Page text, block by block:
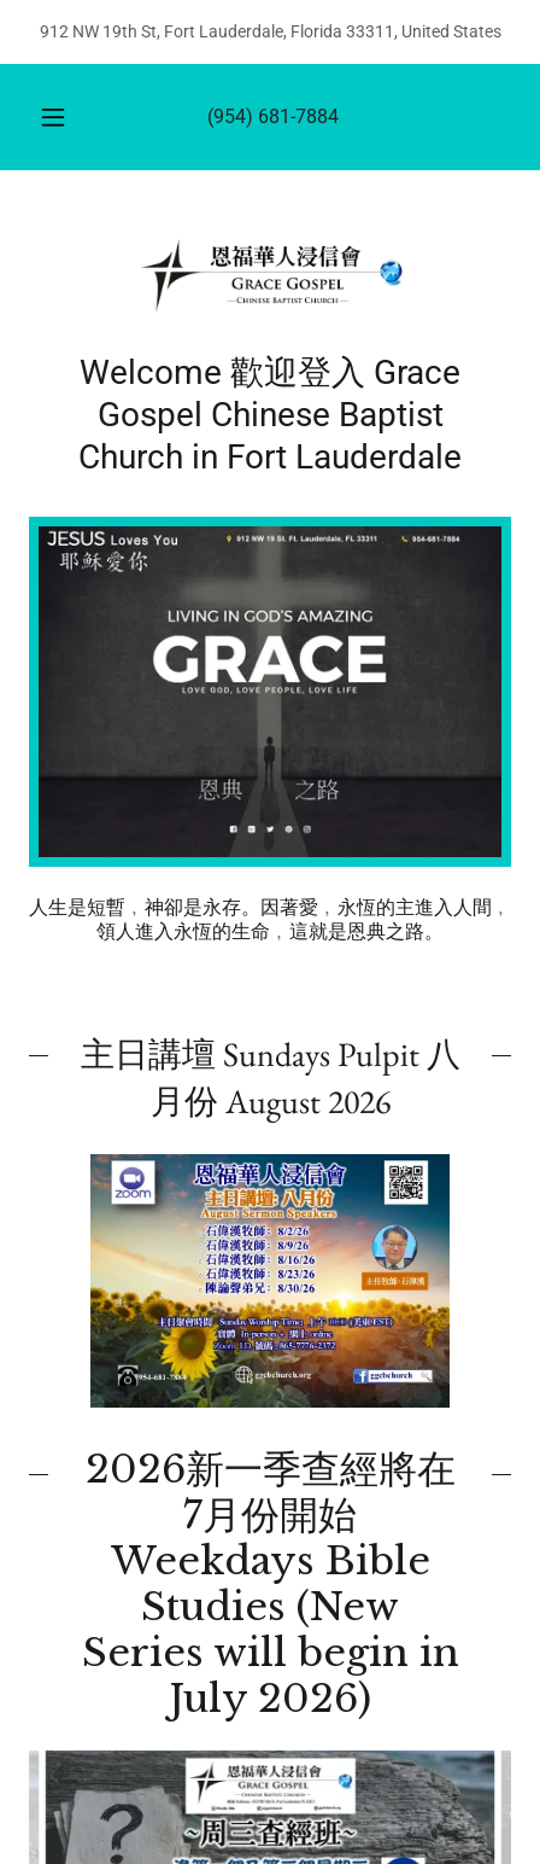
912 NW 19th St, Fort Lauderdale, Florida 33311, United States
(954) 681-7884
Welcome 歡迎登入 Grace
Gospel Chinese Baptist
Church in Fort Lauderdale
人生是短暫﹐神卻是永存。因著愛﹐永恆的主進入人間﹐
領人進入永恆的生命﹐這就是恩典之路。
主日講壇 Sundays Pulpit 八
月份 August 2026
2026新一季查經將在
7月份開始
Weekdays Bible
Studies (New
Series will begin in
July 2026)